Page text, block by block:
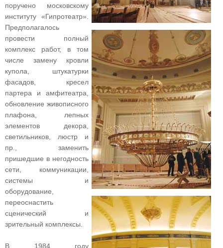
поручено московскому
институту «Гипротеатр».
Предполагалось
провести полный
комплекс работ, в том
числе замену кровли
купола, штукатурки
фасадов, кресел
партера и амфитеатра,
обновление живописного
плафона, лепных
элементов декора,
светильников, люстр и
пр., заменить
пришедшие в негодность
сети, коммуникации,
системы и
оборудование,
переоснастить
сценический и
зрительный комплексы.
В 1984 году